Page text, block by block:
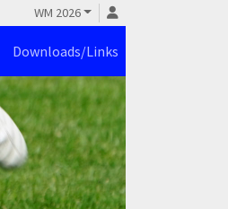
WM 2026
Downloads/Links